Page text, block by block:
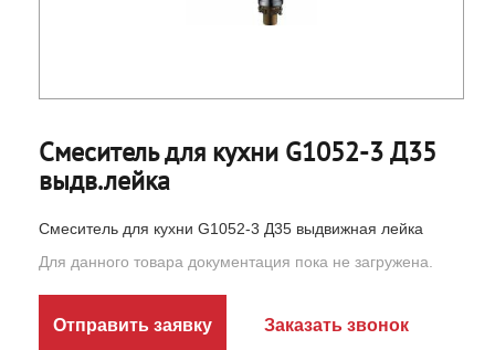
Смеситель для кухни G1052-3 Д35
выдв.лейка
Смеситель для кухни G1052-3 Д35 выдвижная лейка
Для данного товара документация пока не загружена.
Отправить заявку Заказать звонок